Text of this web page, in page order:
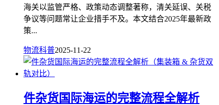
海关以监管严格、政策动态调整著称，清关延误、关税
争议等问题常让企业措手不及。本文结合2025年最新政
策...
物流科普2025-11-22
件杂货国际海运的完整流程全解析